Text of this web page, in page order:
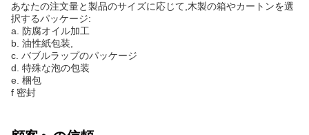
あなたの注文量と製品のサイズに応じて,木製の箱やカートンを選
択するパッケージ:
a. 防腐オイル加工
b. 油性紙包装,
c. バブルラップのパッケージ
d. 特殊な泡の包装
e. 梱包
f 密封